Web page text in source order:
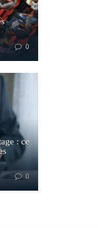
0
: ce
0